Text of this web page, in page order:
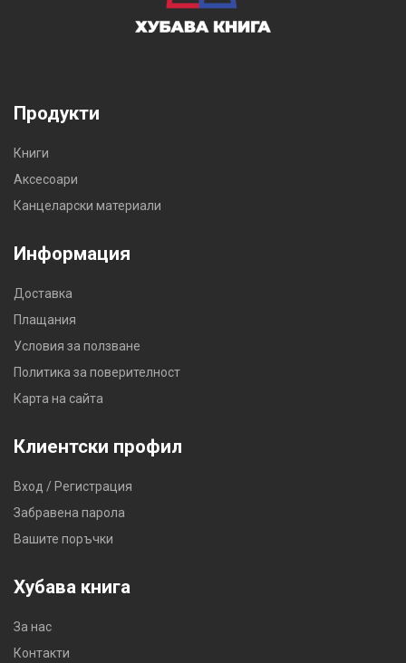
Продукти
Книги
Аксесоари
Канцеларски материали
Информация
Доставка
Плащания
Условия за ползване
Политика за поверителност
Карта на сайта
Клиентски профил
Вход / Регистрация
Забравена парола
Вашите поръчки
Хубава книга
За нас
Контакти